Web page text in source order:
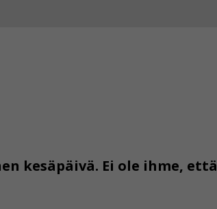
kesäpäivä. Ei ole ihme, että